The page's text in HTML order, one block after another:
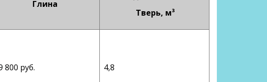
Глина
Тверь, м³
800 руб. 4,8